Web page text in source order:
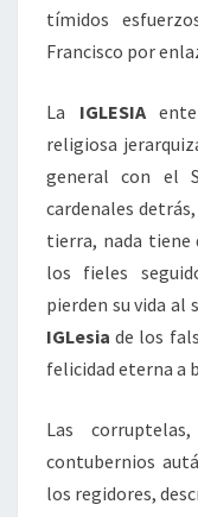
tímidos
Francisco por
La IGLESIA
religiosa
general con el
cardenales
tierra, nada tiene
los fieles
pierden su vida al
IGLesia de los
felicidad eterna a
Las
contubernios
los regidores,